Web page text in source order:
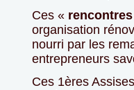
Ces «
organisation
nourri par les
entrepreneurs
Ces 1ères